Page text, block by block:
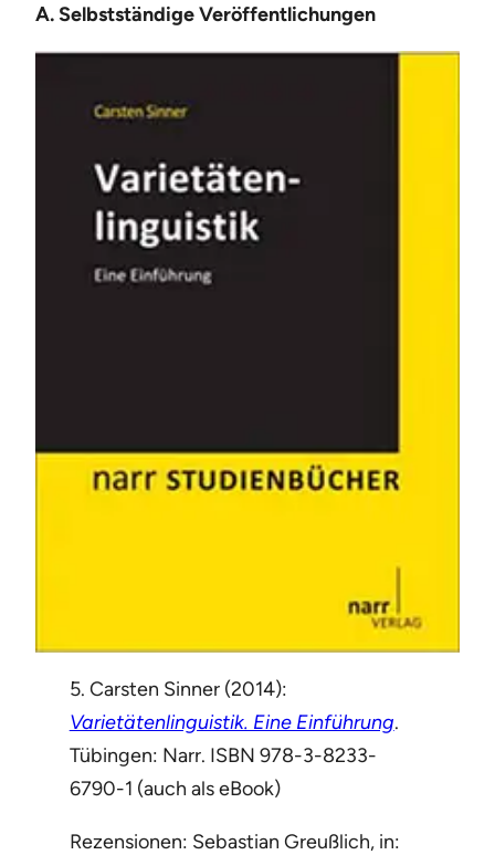
A. Selbstständige Veröffentlichungen
5. Carsten Sinner (2014):
Varietätenlinguistik. Eine Einführung.
Tübingen: Narr. ISBN 978-3-8233-
6790-1 (auch als eBook)
Rezensionen: Sebastian Greußlich, in: